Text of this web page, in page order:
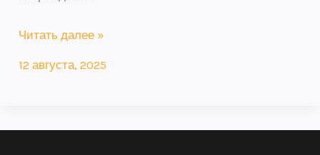
Читать далее »
12 августа, 2025